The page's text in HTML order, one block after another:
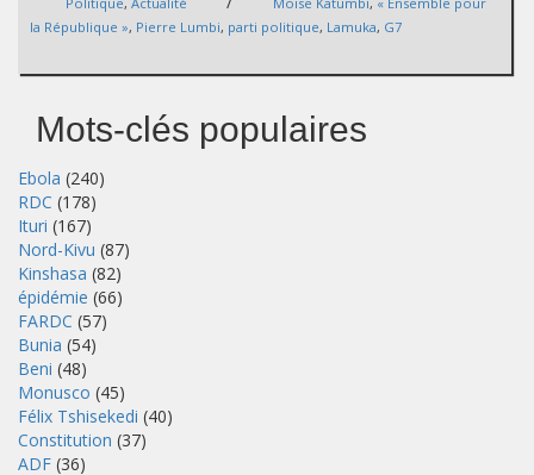
la République », Pierre Lumbi, parti politique, Lamuka, G7
Mots-clés populaires
Ebola (240)
RDC (178)
Ituri (167)
Nord-Kivu (87)
Kinshasa (82)
épidémie (66)
FARDC (57)
Bunia (54)
Beni (48)
Monusco (45)
Félix Tshisekedi (40)
Constitution (37)
ADF (36)